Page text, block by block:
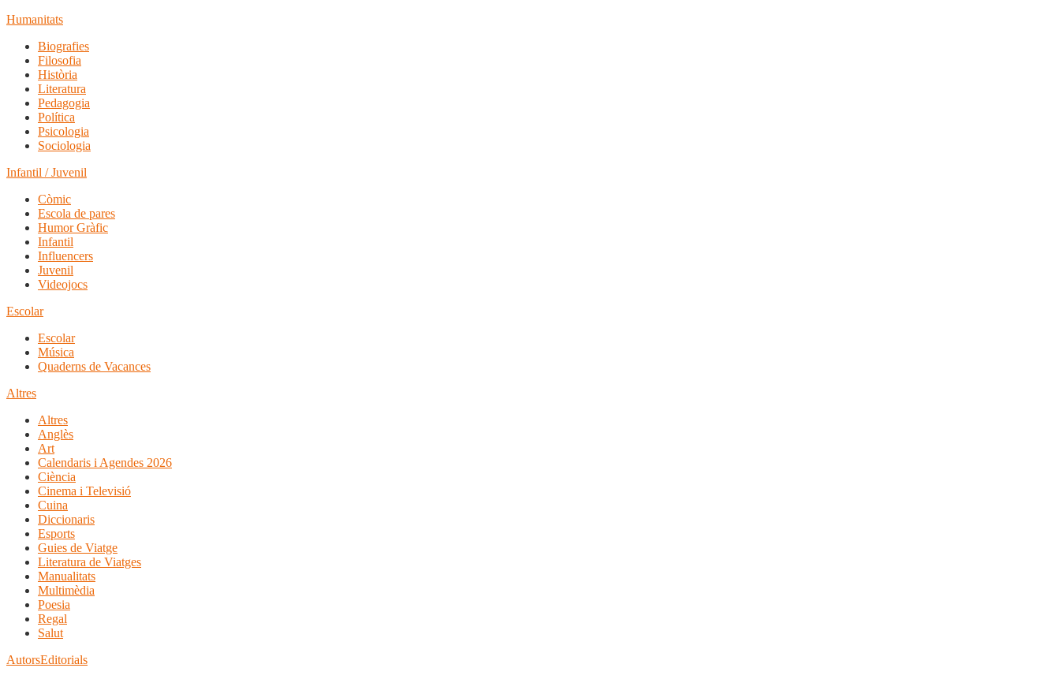
Humanitats
Biografies
Filosofia
Història
Literatura
Pedagogia
Política
Psicologia
Sociologia
Infantil / Juvenil
Còmic
Escola de pares
Humor Gràfic
Infantil
Influencers
Juvenil
Videojocs
Escolar
Escolar
Música
Quaderns de Vacances
Altres
Altres
Anglès
Art
Calendaris i Agendes 2026
Ciència
Cinema i Televisió
Cuina
Diccionaris
Esports
Guies de Viatge
Literatura de Viatges
Manualitats
Multimèdia
Poesia
Regal
Salut
AutorsEditorials